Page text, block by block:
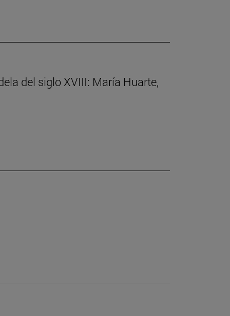
del siglo XVIII: María Huarte,